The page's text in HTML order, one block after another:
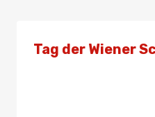
Tag der Wiener